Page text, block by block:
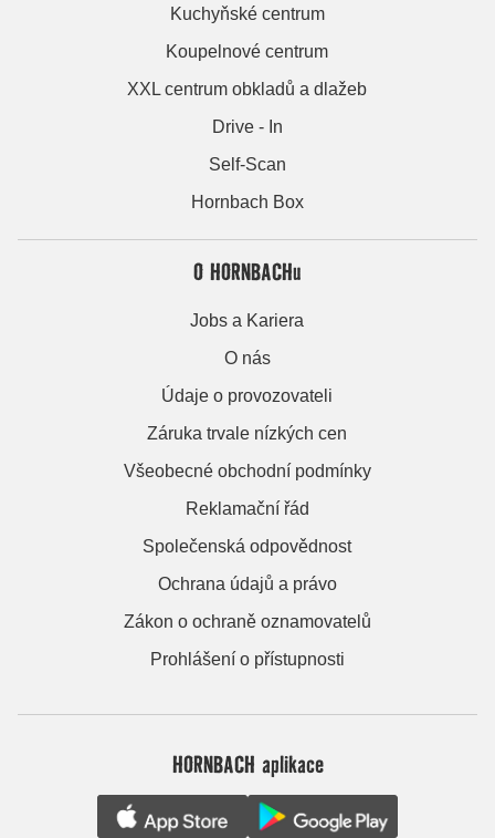
Kuchyňské centrum
Koupelnové centrum
XXL centrum obkladů a dlažeb
Drive - In
Self-Scan
Hornbach Box
O HORNBACHu
Jobs a Kariera
O nás
Údaje o provozovateli
Záruka trvale nízkých cen
Všeobecné obchodní podmínky
Reklamační řád
Společenská odpovědnost
Ochrana údajů a právo
Zákon o ochraně oznamovatelů
Prohlášení o přístupnosti
HORNBACH aplikace